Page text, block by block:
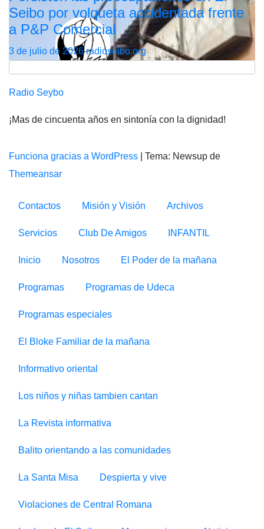
Seibo por volqueta accidentada frente
a P&P Comercial
3 de julio de 2026radioseibo.org
Radio Seybo
¡Mas de cincuenta años en sintonía con la dignidad!
Funciona gracias a WordPress
Tema: Newsup de
Themeansar
Contactos Misión y Visión Archivos
Servicios Club De Amigos INFANTIL
Inicio Nosotros El Poder de la mañana
Programas Programas de Udeca
Programas especiales
El Bloke Familiar de la mañana
Informativo oriental
Los niños y niñas tambien cantan
La Revista informativa
Balito orientando a las comunidades
La Santa Misa Despierta y vive
Violaciones de Central Romana